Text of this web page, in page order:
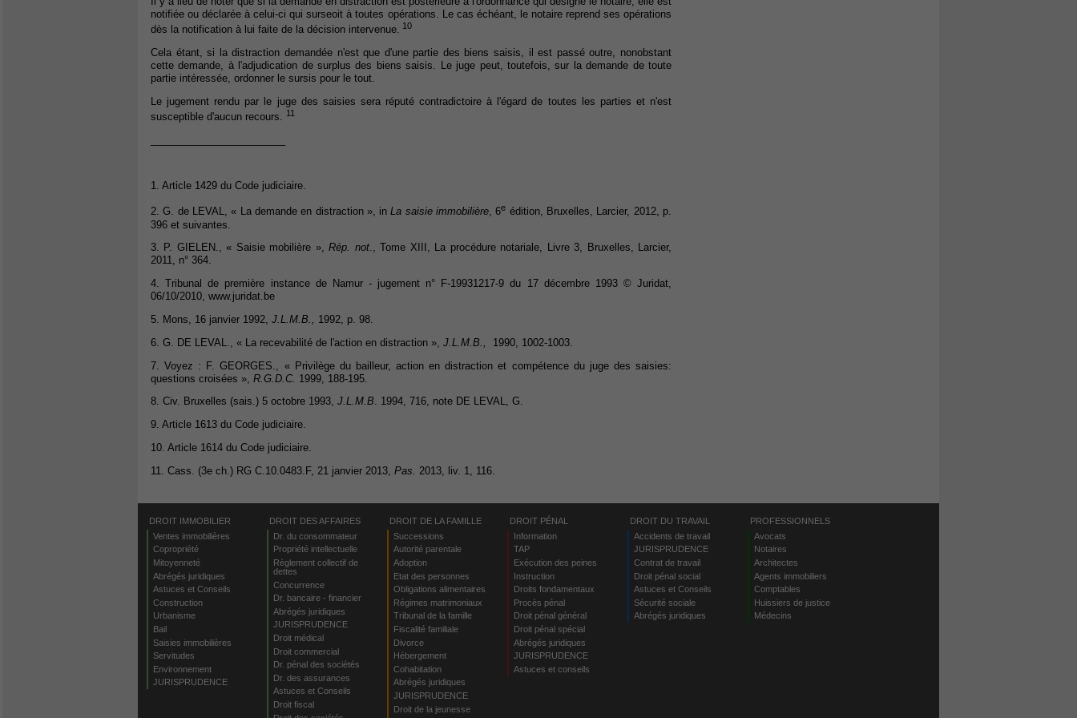
notifiée ou déclarée à celui-ci qui surseoit à toutes opérations. Le cas échéant, le notaire reprend ses opérations
dès la notification à lui faite de la décision intervenue. 10
Cela étant, si la distraction demandée n'est que d'une partie des biens saisis, il est passé outre, nonobstant
cette demande, à l'adjudication de surplus des biens saisis. Le juge peut, toutefois, sur la demande de toute
partie intéressée, ordonner le sursis pour le tout.
Le jugement rendu par le juge des saisies sera réputé contradictoire à l'égard de toutes les parties et n'est
susceptible d'aucun recours. 11
1. Article 1429 du Code judiciaire.
2. G. de LEVAL, « La demande en distraction », inLa saisie immobilière, 6e édition, Bruxelles, Larcier, 2012, p.
396 et suivantes.
3. P. GIELEN., « Saisie mobilière »,Rép. not., Tome XIII, La procédure notariale, Livre 3, Bruxelles, Larcier,
2011, n° 364.
4. Tribunal de première instance de Namur - jugement n° F-19931217-9 du 17 décembre 1993 © Juridat,
06/10/2010, www.juridat.be
5. Mons, 16 janvier 1992, J.L.M.B.,
1992, p. 98.
6. G. DE LEVAL., « La recevabilité de l'action en distraction », J.L.M.B.,
1990, 1002-1003.
7. Voyez : F. GEORGES., « Privilège du bailleur, action en distraction et compétence du juge des saisies:
questions croisées », R.G.D.C. 1999, 188-195.
8. Civ. Bruxelles (sais.) 5 octobre 1993, J.L.M.B. 1994, 716, note DE LEVAL, G.
9. Article 1613 du Code judiciaire.
10. Article 1614 du Code judiciaire.
11. Cass. (3e ch.) RG C.10.0483.F, 21 janvier 2013, Pas. 2013, liv. 1, 116.
DROIT IMMOBILIER
Ventes immobilières
Copropriété
Mitoyenneté
Abrégés juridiques
Astuces et Conseils
Construction
Urbanisme
Bail
Saisies immobilières
Servitudes
Environnement
JURISPRUDENCE
DROIT DES AFFAIRES
Dr. du consommateur
Propriété intellectuelle
Règlement collectif de
dettes
Concurrence
Dr. bancaire - financier
Abrégés juridiques
JURISPRUDENCE
Droit médical
Droit commercial
Dr. pénal des sociétés
Dr. des assurances
Astuces et Conseils
Droit fiscal
DROIT DE LA FAMILLE
Successions
Autorité parentale
Adoption
Etat des personnes
Obligations alimentaires
Régimes matrimoniaux
Tribunal de la famille
Fiscalité familiale
Divorce
Hébergement
Cohabitation
Abrégés juridiques
JURISPRUDENCE
Droit de la jeunesse
DROIT PÉNAL
Information
TAP
Exécution des peines
Instruction
Droits fondamentaux
Procès pénal
Droit pénal général
Droit pénal spécial
Abrégés juridiques
JURISPRUDENCE
Astuces et conseils
DROIT DU TRAVAIL
Accidents de travail
JURISPRUDENCE
Contrat de travail
Droit pénal social
Astuces et Conseils
Sécurité sociale
Abrégés juridiques
PROFESSIONNELS
Avocats
Notaires
Architectes
Agents immobiliers
Comptables
Huissiers de justice
Médecins